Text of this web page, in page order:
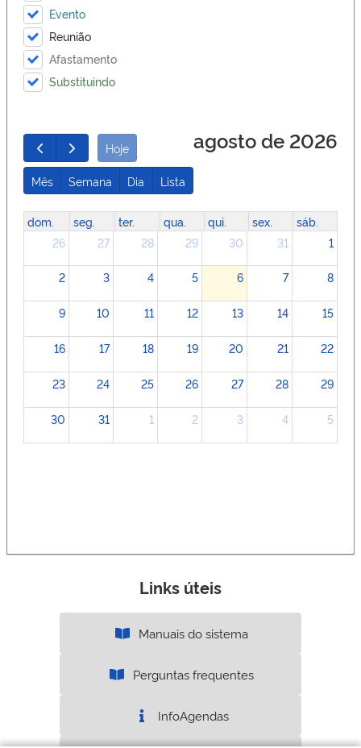
Evento
Reunião
Afastamento
Substituindo
Hoje agosto de 2026
Mês Semana Dia Lista
dom. seg. ter. qua. qui. sex.
sáb.
26
27 28 29 30 31 1
2 3 4 5 6 7 8
9 10 11 12 13 14 15
16 17 18 19 20 21 22
23 24 25 26 27 28 29
30 31 1 2 3 4 5
Links úteis
Manuais do sistema
Perguntas frequentes
InfoAgendas